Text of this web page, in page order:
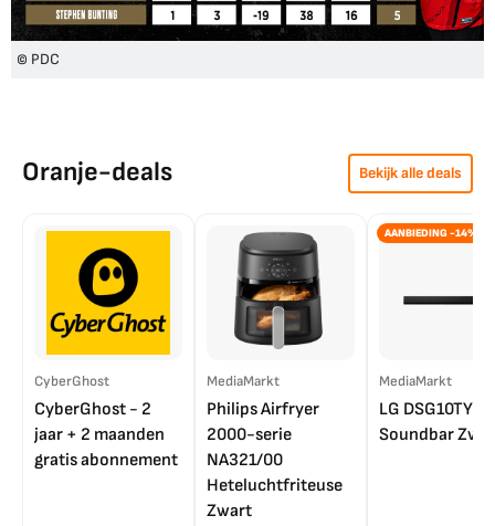
© PDC
Oranje-deals Bekijk alle deals
CyberGhost
CyberGhost - 2
jaar + 2 maanden
gratis abonnement
MediaMarkt
Philips Airfryer
2000-serie
NA321/00
Heteluchtfriteuse
Zwart
AANBIEDING -14%
MediaMarkt
LG DSG10TY
Soundbar